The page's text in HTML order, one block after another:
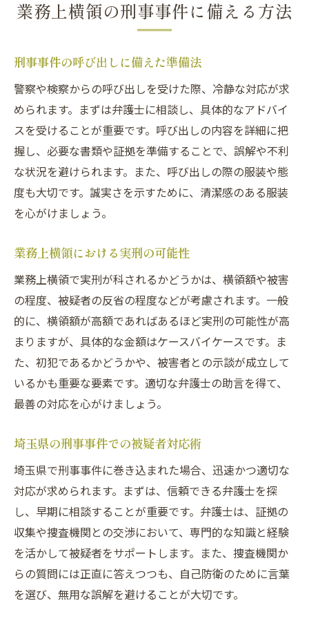
業務上横領の刑事事件に備える方法
刑事事件の呼び出しに備えた準備法
警察や検察からの呼び出しを受けた際、冷静な対応が求
められます。まずは弁護士に相談し、具体的なアドバイ
スを受けることが重要です。呼び出しの内容を詳細に把
握し、必要な書類や証拠を準備することで、誤解や不利
な状況を避けられます。また、呼び出しの際の服装や態
度も大切です。誠実さを示すために、清潔感のある服装
を心がけましょう。
業務上横領における実刑の可能性
業務上横領で実刑が科されるかどうかは、横領額や被害
の程度、被疑者の反省の程度などが考慮されます。一般
的に、横領額が高額であればあるほど実刑の可能性が高
まりますが、具体的な金額はケースバイケースです。ま
た、初犯であるかどうかや、被害者との示談が成立して
いるかも重要な要素です。適切な弁護士の助言を得て、
最善の対応を心がけましょう。
埼玉県の刑事事件での被疑者対応術
埼玉県で刑事事件に巻き込まれた場合、迅速かつ適切な
対応が求められます。まずは、信頼できる弁護士を探
し、早期に相談することが重要です。弁護士は、証拠の
収集や捜査機関との交渉において、専門的な知識と経験
を活かして被疑者をサポートします。また、捜査機関か
らの質問には正直に答えつつも、自己防衛のために言葉
を選び、無用な誤解を避けることが大切です。